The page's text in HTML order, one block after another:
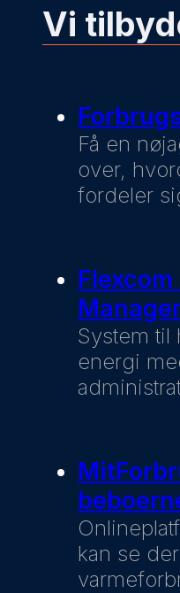
Vi
Få en
over,
fordeler
System til
energi
kan se